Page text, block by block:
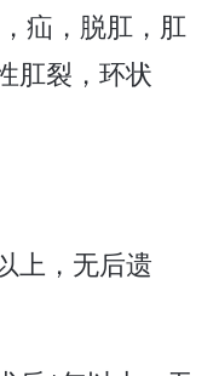
疝，脱肛，肛
肛裂，环状
上，无后遗